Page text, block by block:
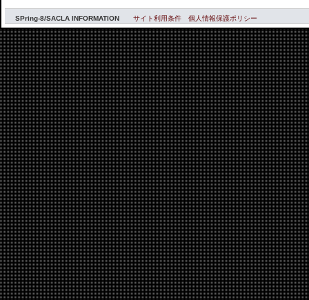
SPring-8/SACLA INFORMATION サイト利用条件 個人情報保護ポリシー